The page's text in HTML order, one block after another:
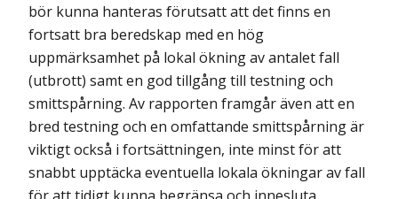
bör kunna hanteras förutsatt att det finns en
fortsatt bra beredskap med en hög
uppmärksamhet på lokal ökning av antalet fall
(utbrott) samt en god tillgång till testning och
smittspårning. Av rapporten framgår även att en
bred testning och en omfattande smittspårning är
viktigt också i fortsättningen, inte minst för att
snabbt upptäcka eventuella lokala ökningar av fall